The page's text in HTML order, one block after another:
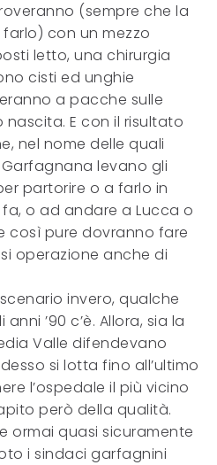
(sempre che la
con un mezzo
letto, una chirurgia
cisti ed unghie
a pacche sulle
E con il risultato
nel nome delle quali
levano gli
partorire o a farlo in
o ad andare a Lucca o
così pure dovranno fare
operazione anche di
invero, qualche
’90 c’è. Allora, sia la
Valle difendevano
si lotta fino all’ultimo
l’ospedale il più vicino
però della qualità.
ormai quasi sicuramente
i sindaci garfagnini